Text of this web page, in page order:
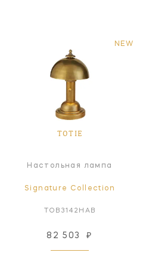
NEW
TOTIE
Настольная лампа
Signature Collection
TOB3142HAB
82 503 ₽